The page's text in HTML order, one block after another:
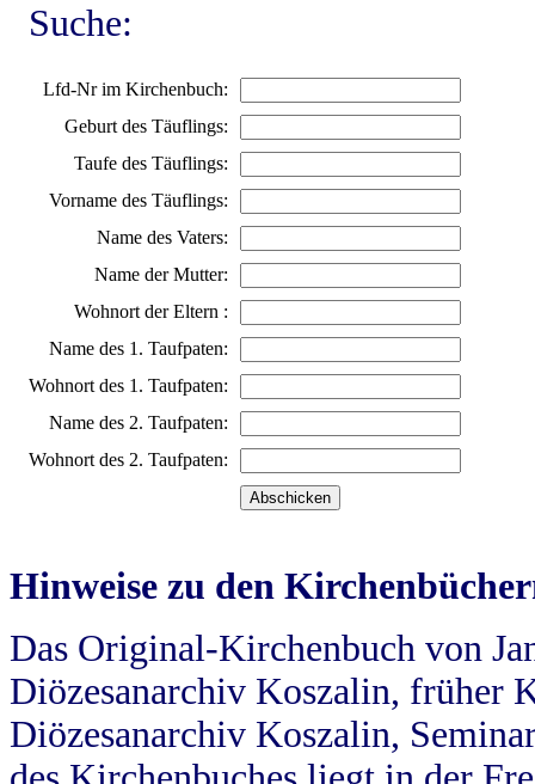
Suche:
Lfd-Nr im Kirchenbuch:
Geburt des Täuflings:
Taufe des Täuflings:
Vorname des Täuflings:
Name des Vaters:
Name der Mutter:
Wohnort der Eltern :
Name des 1. Taufpaten:
Wohnort des 1. Taufpaten:
Name des 2. Taufpaten:
Wohnort des 2. Taufpaten:
Hinweise zu den
Das Original-Kirchenbuch von
Diözesanarchiv Koszalin, früher
Diözesanarchiv Koszalin,